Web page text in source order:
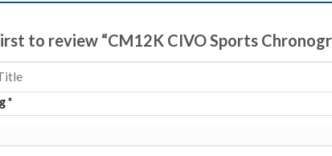
to review “CM12K CIVO Sports
*